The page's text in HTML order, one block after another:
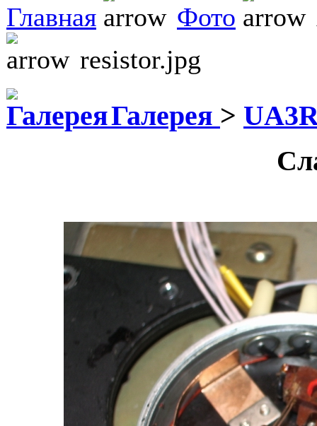
Главная Фото
resistor.jpg
Галерея >